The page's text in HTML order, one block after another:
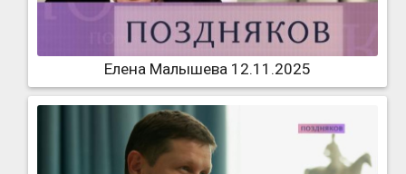
Елена Малышева 12.11.2025